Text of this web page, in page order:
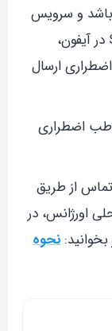
و سرویس
تماس برقرار شود، با فشردن دکمه SOS در آیفون،
ارسال
اضطراری
از طریق
اورژانس، در
نحوه